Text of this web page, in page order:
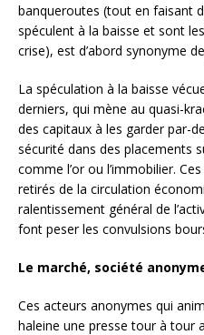
banqueroutes (tout en faisant
spéculent à la baisse et sont
crise), est d’abord synonyme
La spéculation à la baisse
derniers, qui mène au quasi-
des capitaux à les garder par-
sécurité dans des placements
comme l’or ou l’immobilier.
retirés de la circulation
ralentissement général de
font peser les convulsions
Le marché, société
Ces acteurs anonymes qui
haleine une presse tour à tour